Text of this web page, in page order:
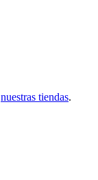
nuestras tiendas.